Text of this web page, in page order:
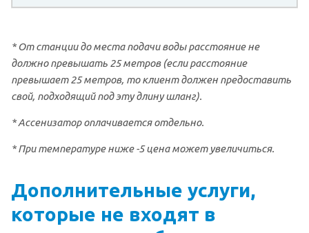
* От станции до места подачи воды расстояние не
должно превышать 25 метров (если расстояние
превышает 25 метров, то клиент должен предоставить
свой, подходящий под эту длину шланг).
* Ассенизатор оплачивается отдельно.
* При температуре ниже -5 цена может увеличиться.
Дополнительные услуги,
которые не входят в